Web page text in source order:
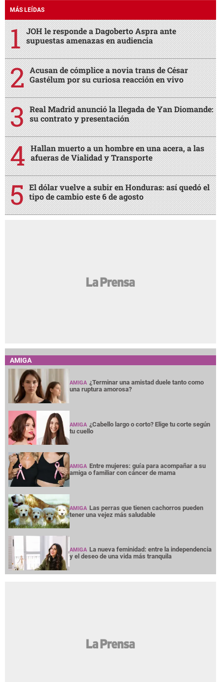
MÁS LEÍDAS
JOH le responde a Dagoberto Aspra ante
supuestas amenazas en audiencia
Acusan de cómplice a novia trans de César
Gastélum por su curiosa reacción en vivo
Real Madrid anunció la llegada de Yan Diomande:
su contrato y presentación
Hallan muerto a un hombre en una acera, a las
afueras de Vialidad y Transporte
El dólar vuelve a subir en Honduras: así quedó el
tipo de cambio este 6 de agosto
AMIGA
AMIGA ¿Terminar una amistad duele tanto como
una ruptura amorosa?
AMIGA ¿Cabello largo o corto? Elige tu corte según
tu cuello
AMIGA Entre mujeres: guía para acompañar a su
amiga o familiar con cáncer de mama
AMIGA Las perras que tienen cachorros pueden
tener una vejez más saludable
AMIGA La nueva feminidad: entre la independencia
y el deseo de una vida más tranquila